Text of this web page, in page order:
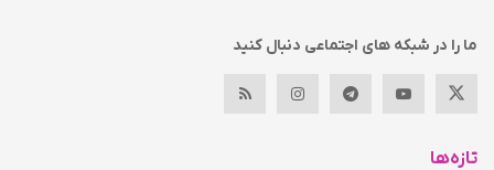
ما را در شبکه های اجتماعی دنبال کنید
تازه‌ها